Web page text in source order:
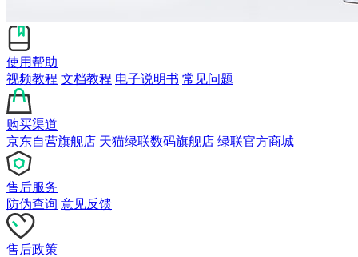
使用帮助
视频教程 文档教程 电子说明书 常见问题
购买渠道
京东自营旗舰店 天猫绿联数码旗舰店 绿联官方商城
售后服务
防伪查询 意见反馈
售后政策